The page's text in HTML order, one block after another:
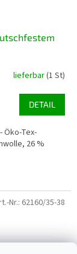
lieferbar(1 St)
DETAIL
Öko-Tex-
26 %
Nr.: 62160/35-38